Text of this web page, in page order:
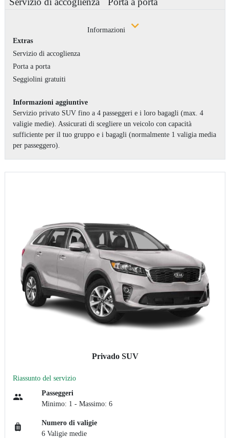
Informazioni
Extras
Servizio di accoglienza
Porta a porta
Seggiolini gratuiti
Informazioni aggiuntive
Servizio privato SUV fino a 4 passeggeri e i loro bagagli (max. 4
valigie medie). Assicurati di scegliere un veicolo con capacità
sufficiente per il tuo gruppo e i bagagli (normalmente 1 valigia media
per passeggero).
Privado SUV
Riassunto del servizio
Passeggeri
Minimo: 1 - Massimo: 6
Numero di valigie
6 Valigie medie